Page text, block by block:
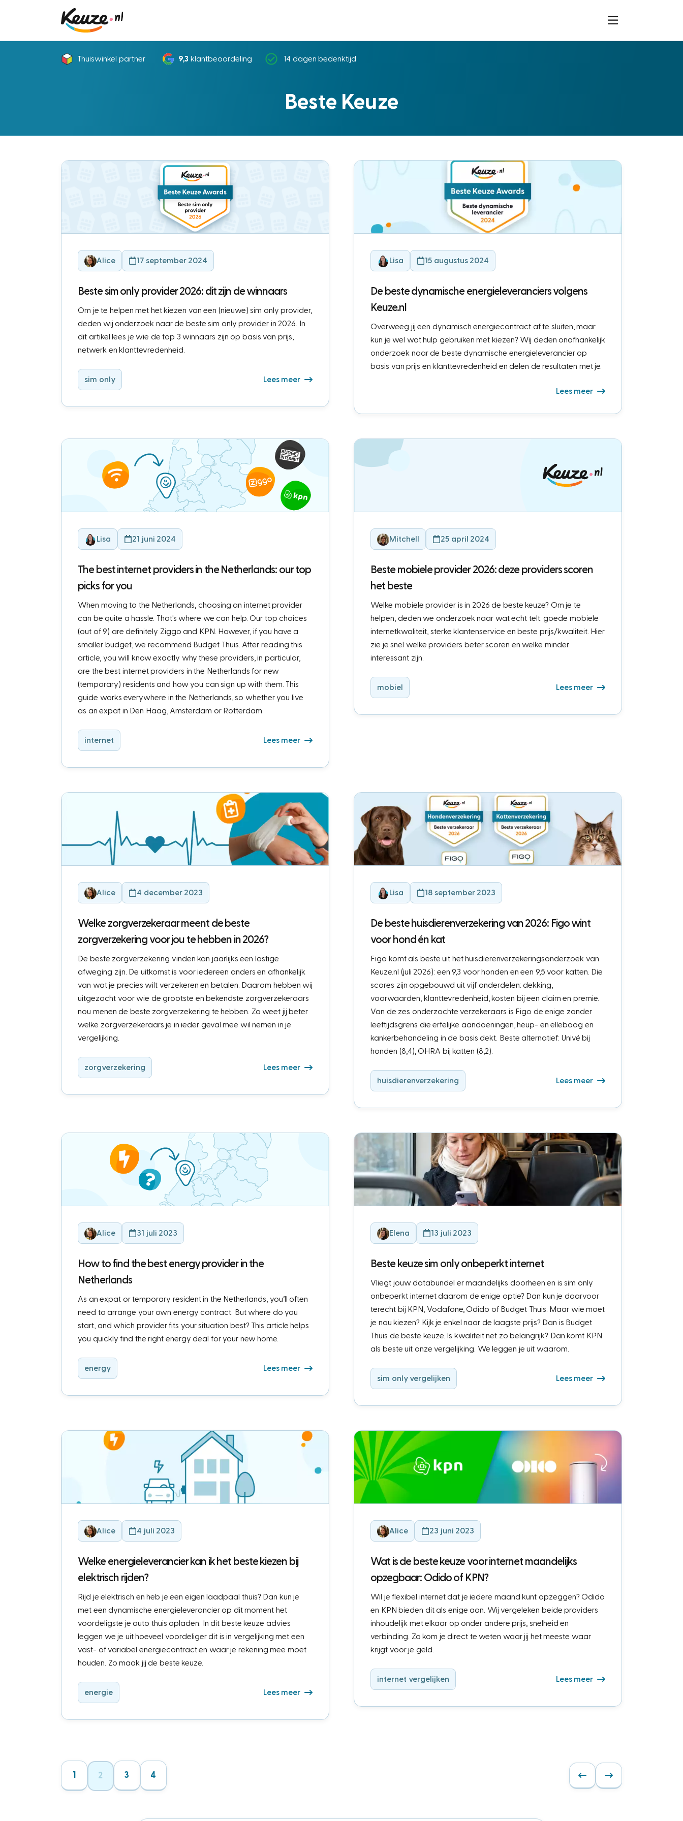
Thuiswinkel partner 9,3 klantbeoordeling 14 dagen bedenktijd
Beste Keuze
Alice 17 september 2024
Beste sim only provider 2026: dit zijn de winnaars
Om je te helpen met het kiezen van een (nieuwe) sim only provider,
deden wij onderzoek naar de beste sim only provider in 2026. In
dit artikel lees je wie de top 3 winnaars zijn op basis van prijs,
netwerk en klanttevredenheid.
sim only Lees meer
Lisa 15 augustus 2024
De beste dynamische energieleveranciers volgens
Keuze.nl
Overweeg jij een dynamisch energiecontract af te sluiten, maar
kun je wel wat hulp gebruiken met kiezen? Wij deden onafhankelijk
onderzoek naar de beste dynamische energieleverancier op
basis van prijs en klanttevredenheid en delen de resultaten met je.
Lees meer
Lisa 21 juni 2024
The best internet providers in the Netherlands: our top
picks for you
When moving to the Netherlands, choosing an internet provider
can be quite a hassle. That's where we can help. Our top choices
(out of 9) are definitely Ziggo and KPN. However, if you have a
smaller budget, we recommend Budget Thuis. After reading this
article, you will know exactly why these providers, in particular,
are the best internet providers in the Netherlands for new
(temporary) residents and how you can sign up with them. This
guide works everywhere in the Netherlands, so whether you live
as an expat in Den Haag, Amsterdam or Rotterdam.
internet Lees meer
Mitchell 25 april 2024
Beste mobiele provider 2026: deze providers scoren
het beste
Welke mobiele provider is in 2026 de beste keuze? Om je te
helpen, deden we onderzoek naar wat echt telt: goede mobiele
internetkwaliteit, sterke klantenservice en beste prijs/kwaliteit. Hier
zie je snel welke providers beter scoren en welke minder
interessant zijn.
mobiel Lees meer
Alice 4 december 2023
Welke zorgverzekeraar meent de beste
zorgverzekering voor jou te hebben in 2026?
De beste zorgverzekering vinden kan jaarlijks een lastige
afweging zijn. De uitkomst is voor iedereen anders en afhankelijk
van wat je precies wilt verzekeren en betalen. Daarom hebben wij
uitgezocht voor wie de grootste en bekendste zorgverzekeraars
nou menen de beste zorgverzekering te hebben. Zo weet jij beter
welke zorgverzekeraars je in ieder geval mee wil nemen in je
vergelijking.
zorgverzekering Lees meer
Lisa 18 september 2023
De beste huisdierenverzekering van 2026: Figo wint
voor hond én kat
Figo komt als beste uit het huisdierenverzekeringsonderzoek van
Keuze.nl (juli 2026): een 9,3 voor honden en een 9,5 voor katten. Die
scores zijn opgebouwd uit vijf onderdelen: dekking,
voorwaarden, klanttevredenheid, kosten bij een claim en premie.
Van de zes onderzochte verzekeraars is Figo de enige zonder
leeftijdsgrens die erfelijke aandoeningen, heup- en elleboog en
kankerbehandeling in de basis dekt. Beste alternatief: Univé bij
honden (8,4), OHRA bij katten (8,2).
huisdierenverzekering Lees meer
Alice 31 juli 2023
How to find the best energy provider in the
Netherlands
As an expat or temporary resident in the Netherlands, you’ll often
need to arrange your own energy contract. But where do you
start, and which provider fits your situation best? This article helps
you quickly find the right energy deal for your new home.
energy Lees meer
Elena 13 juli 2023
Beste keuze sim only onbeperkt internet
Vliegt jouw databundel er maandelijks doorheen en is sim only
onbeperkt internet daarom de enige optie? Dan kun je daarvoor
terecht bij KPN, Vodafone, Odido of Budget Thuis. Maar wie moet
je nou kiezen? Kijk je enkel naar de laagste prijs? Dan is Budget
Thuis de beste keuze. Is kwaliteit net zo belangrijk? Dan komt KPN
als beste uit onze vergelijking. We leggen je uit waarom.
sim only vergelijken Lees meer
Alice 4 juli 2023
Welke energieleverancier kan ik het beste kiezen bij
elektrisch rijden?
Rijd je elektrisch en heb je een eigen laadpaal thuis? Dan kun je
met een dynamische energieleverancier op dit moment het
voordeligste je auto thuis opladen. In dit beste keuze advies
leggen we je uit hoeveel voordeliger dit is in vergelijking met een
vast- of variabel energiecontract en waar je rekening mee moet
houden. Zo maak jij de beste keuze.
energie Lees meer
Alice 23 juni 2023
Wat is de beste keuze voor internet maandelijks
opzegbaar: Odido of KPN?
Wil je flexibel internet dat je iedere maand kunt opzeggen? Odido
en KPN bieden dit als enige aan. Wij vergeleken beide providers
inhoudelijk met elkaar op onder andere prijs, snelheid en
verbinding. Zo kom je direct te weten waar jij het meeste waar
krijgt voor je geld.
internet vergelijken Lees meer
1 2 3 4